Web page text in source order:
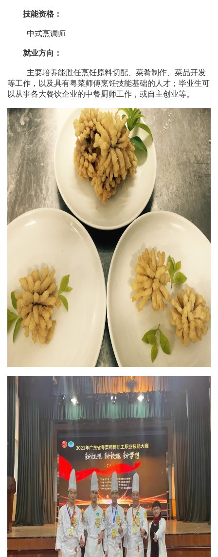
技能资格：
中式烹调师
就业方向：
主要培养能胜任烹饪原料切配、菜肴制作、菜品开发
等工作，以及具有粤菜师傅烹饪技能基础的人才；毕业生可
以从事各大餐饮企业的中餐厨师工作，或自主创业等。